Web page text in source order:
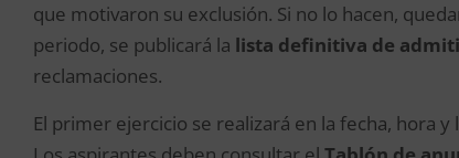
que motivaron su exclusión. Si no lo hacen,
periodo, se publicará la lista definitiva de
reclamaciones.
El primer ejercicio se realizará en la fecha, hora